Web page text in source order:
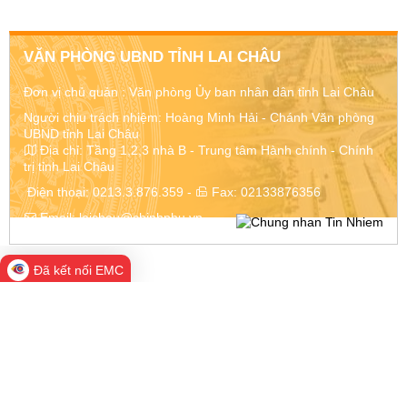
VĂN PHÒNG UBND TỈNH LAI CHÂU
Đơn vị chủ quản :Văn phòng Ủy ban nhân dân tỉnh Lai Châu
Người chịu trách nhiệm: Hoàng Minh Hải - Chánh Văn phòng
UBND tỉnh Lai Châu
Địa chỉ: Tầng 1,2,3 nhà B - Trung tâm Hành chính - Chính
trị tỉnh Lai Châu
Điện thoại:0213.3.876.359 - Fax: 02133876356
Email:laichau@chinhphu.vn
Đã kết nối EMC